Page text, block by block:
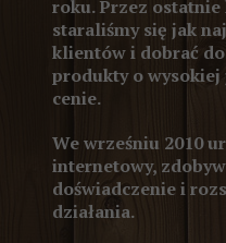
roku. Przez
staraliśmy się jak
klientów i dobrać
produkty o
cenie.
We wrześniu 2010
internetowy,
doświadczenie i
działania.